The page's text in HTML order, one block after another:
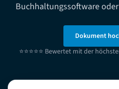
Buchhaltungssoftware oder
Dokument
⭐⭐⭐⭐⭐ Bewertet mit der